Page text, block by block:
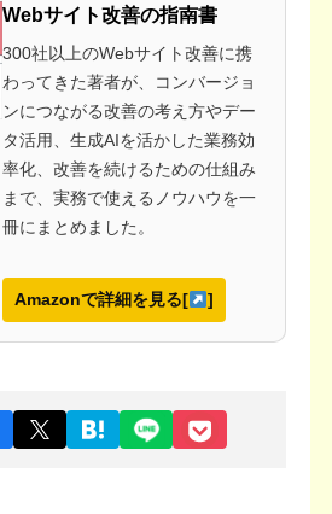
Webサイト改善の指南書
300社以上のWebサイト改善に携
わってきた著者が、コンバージョ
ンにつながる改善の考え方やデー
タ活用、生成AIを活かした業務効
率化、改善を続けるための仕組み
まで、実務で使えるノウハウを一
冊にまとめました。
Amazonで詳細を見る[ ]